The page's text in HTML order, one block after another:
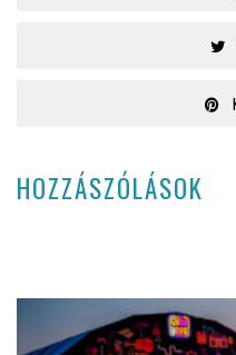
HOZZÁSZÓLÁSOK